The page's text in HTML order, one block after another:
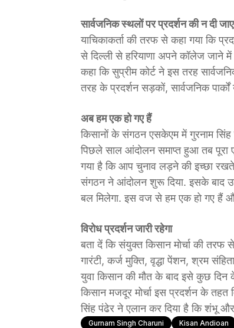
सार्वजनिक स्थलों पर प्रदर्शन की न दी
याचिकाकर्ता की तरफ से कहा गया कि
से दिल्ली से हरियाणा अपने कॉलेज जाने में
कहा कि सुप्रीम कोर्ट ने इस तरह
तरह के प्रदर्शन सड़कों, सार्वजनिक
अब हम एक हो गए हैं
किसानों के संगठन एसकेएम में गुरनाम
पिछले साल आंदोलन समाप्त हुआ तब पूरा
गया है कि आप चुनाव लड़ने की इच्छा
संगठन ने आंदोलन शुरू दिया. इसके बाद
बल मिलेगा. इस वज से हम एक हो गए हैं
विरोध प्रदर्शन जारी रहेगा
बता दें कि संयुक्त किसान मोर्चा की तरफ
गारंटी, कर्ज मुक्ति, वृद्धा पेंशन, श्रम
युवा किसान की मौत के बाद इसे कुछ दिन
किसान मजदूर मोर्चा इस प्रदर्शन के
सिंह पंढेर ने एलान कर दिया है कि शंभू और
Gurnam Singh Charuni Kisan Andioan